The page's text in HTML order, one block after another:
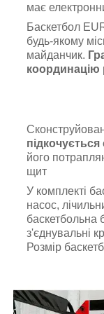
має
Баскетбол
будь-якому
майданчик.
координацію
його
щит
У комплекті
насос,
баскетбольна
з'єднувальні
Розмір